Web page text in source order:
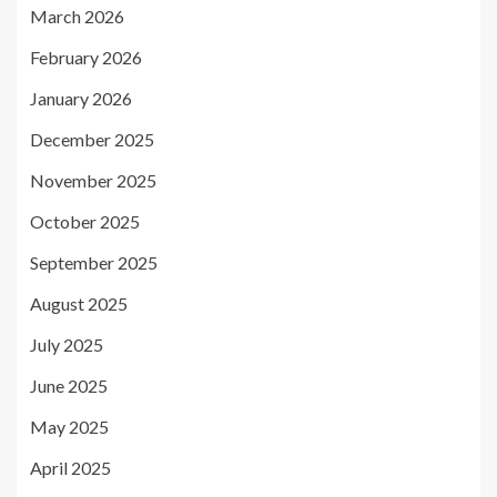
March 2026
February 2026
January 2026
December 2025
November 2025
October 2025
September 2025
August 2025
July 2025
June 2025
May 2025
April 2025